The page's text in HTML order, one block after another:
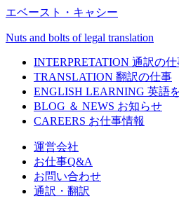
エベースト・キャシー
Nuts and bolts of legal translation
INTERPRETATION 通訳の仕
TRANSLATION 翻訳の仕事
ENGLISH LEARNING 英語
BLOG ＆ NEWS お知らせ
CAREERS お仕事情報
運営会社
お仕事Q&A
お問い合わせ
通訳・翻訳